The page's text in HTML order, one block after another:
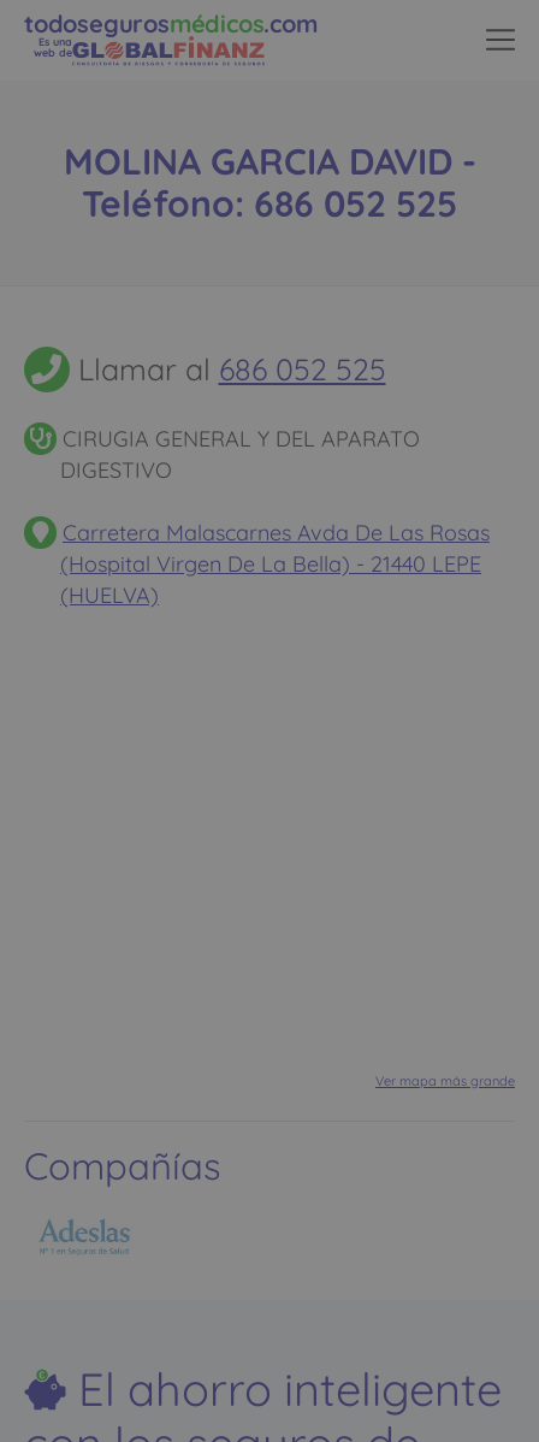
todosegurosmédicos.com
Es una
web de
MOLINA GARCIA DAVID -
Teléfono: 686 052 525
Llamar al 686 052 525
CIRUGIA GENERAL Y DEL APARATO
DIGESTIVO
Carretera Malascarnes Avda De Las Rosas
(Hospital Virgen De La Bella) - 21440 LEPE
(HUELVA)
Ver mapa más grande
Compañías
El ahorro inteligente